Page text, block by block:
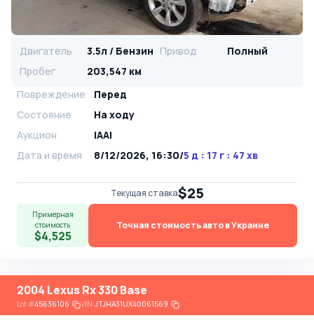
Двигатель 3.5л / Бензин Привод
Полный
Пробег
203,547 км
Повреждение
Перед
Состояние
На ходу
Аукцион
IAAI
Дата и время
8/12/2026, 16:30/5 д : 17 г : 47 хв
Текущая ставка$25
Примерная
стоимость
$4,525
Точная стоимость авто в Украине
2004 Lexus Rx 330 Base
Lot#45636106 VIN:JTJHA31UX40061569